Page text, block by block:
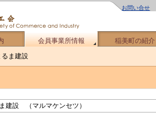
会員事業所情報 稲美町の紹介
お問い合せ
ま建設
建設 （マルマケンセツ）